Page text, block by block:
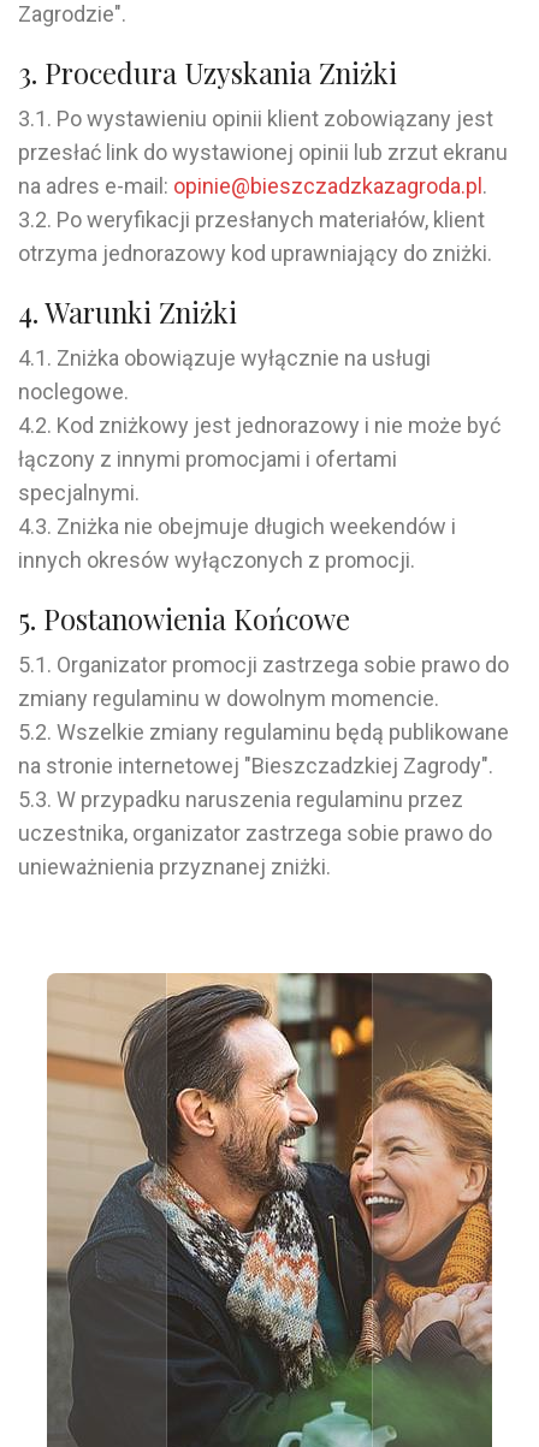
Zagrodzie".
3. Procedura Uzyskania Zniżki
3.1. Po wystawieniu opinii klient zobowiązany jest
przesłać link do wystawionej opinii lub zrzut ekranu
na adres e-mail: opinie@bieszczadzkazagroda.pl .
3.2. Po weryfikacji przesłanych materiałów, klient
otrzyma jednorazowy kod uprawniający do zniżki.
4. Warunki Zniżki
4.1. Zniżka obowiązuje wyłącznie na usługi
noclegowe.
4.2. Kod zniżkowy jest jednorazowy i nie może być
łączony z innymi promocjami i ofertami
specjalnymi.
4.3. Zniżka nie obejmuje długich weekendów i
innych okresów wyłączonych z promocji.
5. Postanowienia Końcowe
5.1. Organizator promocji zastrzega sobie prawo do
zmiany regulaminu w dowolnym momencie.
5.2. Wszelkie zmiany regulaminu będą publikowane
na stronie internetowej "Bieszczadzkiej Zagrody".
5.3. W przypadku naruszenia regulaminu przez
uczestnika, organizator zastrzega sobie prawo do
unieważnienia przyznanej zniżki.